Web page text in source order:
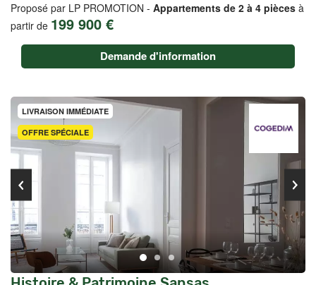
Proposé par LP PROMOTION - Appartements de 2 à 4 pièces à
partir de 199 900 €
Demande d'information
OFFRE SPÉCIALE
LIVRAISON IMMÉDIATE